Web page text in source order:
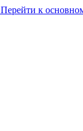
Перейти к